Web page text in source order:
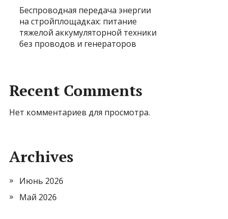
Беспроводная передача энергии
на стройплощадках: питание
тяжелой аккумуляторной техники
без проводов и генераторов
Recent Comments
Нет комментариев для просмотра.
Archives
Июнь 2026
Май 2026